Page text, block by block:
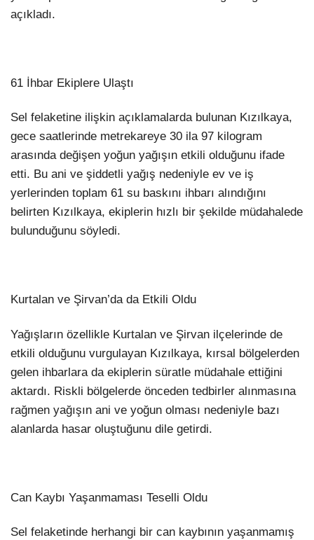
açıkladı.
61 İhbar Ekiplere Ulaştı
Sel felaketine ilişkin açıklamalarda bulunan Kızılkaya,
gece saatlerinde metrekareye 30 ila 97 kilogram
arasında değişen yoğun yağışın etkili olduğunu ifade
etti. Bu ani ve şiddetli yağış nedeniyle ev ve iş
yerlerinden toplam 61 su baskını ihbarı alındığını
belirten Kızılkaya, ekiplerin hızlı bir şekilde müdahalede
bulunduğunu söyledi.
Kurtalan ve Şirvan’da da Etkili Oldu
Yağışların özellikle Kurtalan ve Şirvan ilçelerinde de
etkili olduğunu vurgulayan Kızılkaya, kırsal bölgelerden
gelen ihbarlara da ekiplerin süratle müdahale ettiğini
aktardı. Riskli bölgelerde önceden tedbirler alınmasına
rağmen yağışın ani ve yoğun olması nedeniyle bazı
alanlarda hasar oluştuğunu dile getirdi.
Can Kaybı Yaşanmaması Teselli Oldu
Sel felaketinde herhangi bir can kaybının yaşanmamış